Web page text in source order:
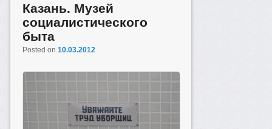
Казань. Музей
социалистического
быта
Posted on10.03.2012